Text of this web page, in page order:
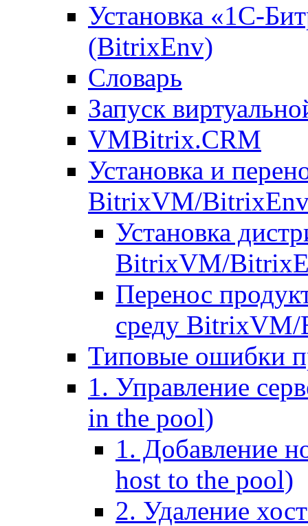
Установка «1С-
(BitrixEnv)
Словарь
Запуск
VMBitrix.CRM
Установка и
BitrixVM/
Установка
BitrixVM/
Перенос
среду
Типовые ошибки
1. Управление
in the pool)
1. Добавление
host to the pool)
2. Удаление